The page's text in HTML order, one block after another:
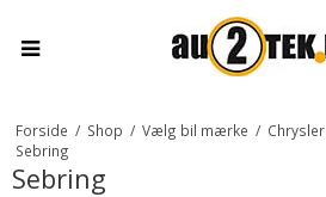
Forside / Shop / Vælg bil mærke / Chrysler
Sebring
Sebring